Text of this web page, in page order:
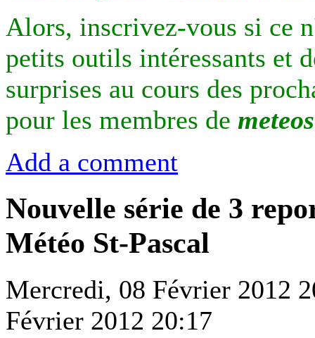
Alors, inscrivez-vous si ce
petits outils intéressants et
surprises au cours des
pour les membres de
Add a comment
Nouvelle série de 3
Météo St-Pascal
Mercredi, 08 Février 2012
Février 2012 20:17